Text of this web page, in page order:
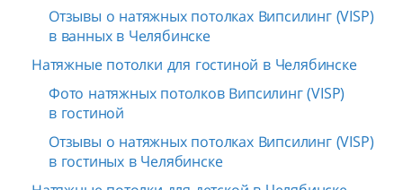
Отзывы о натяжных потолках Випсилинг (VISP)
в ванных в Челябинске
Натяжные потолки для гостиной в Челябинске
Фото натяжных потолков Випсилинг (VISP)
в гостиной
Отзывы о натяжных потолках Випсилинг (VISP)
в гостиных в Челябинске